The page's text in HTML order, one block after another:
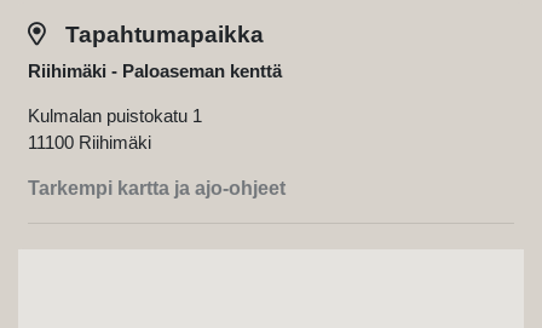
Tapahtumapaikka
Riihimäki - Paloaseman kenttä
Kulmalan puistokatu 1
11100 Riihimäki
Tarkempi kartta ja ajo-ohjeet